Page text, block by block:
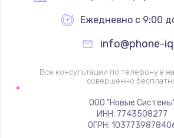
Заказать
Замена
Заказать
Настройка BIOS
Ежедневно с 9:00
info@phone-
Все консультации по телефону в
совершенно
ООО "Новые
ИНН: 7743508277
ОГРН: